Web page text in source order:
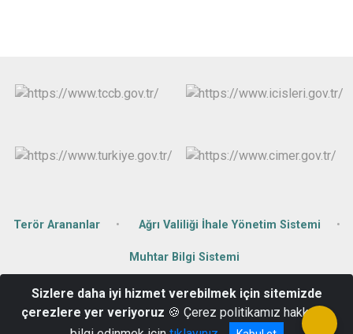
Terör Arananlar Ağrı Valiliği İhale Yönetim Sistemi
Muhtar Bilgi Sistemi
Kale Mahallesi Van Caddesi No: 62-A Hamur / Ağrı
(0472) 451 20 09
Sizlere daha iyi hizmet verebilmek için sitemizde
çerezlere yer veriyoruz 🍪 Çerez politikamız hakkında